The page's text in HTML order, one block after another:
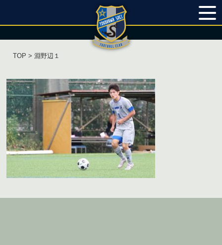
TOP > 淵野辺１